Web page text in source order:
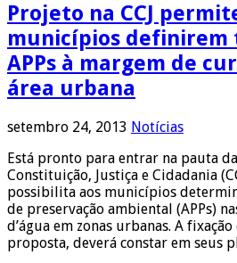
Projeto na CCJ
municípios definirem
APPs à margem de
área urbana
setembro 24, 2013 Notícias
Está pronto para entrar na pauta
Constituição, Justiça e Cidadania
possibilita aos municípios
de preservação ambiental (APPs)
d’água em zonas urbanas. A
proposta, deverá constar em seus